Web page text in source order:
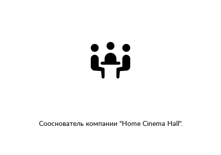
Сооснователь компании "Home Cinema Hall".